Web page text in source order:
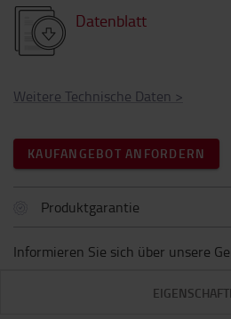
Datenblatt
Weitere Technische Daten >
KAUFANGEBOT ANFORDERN
Produktgarantie
Informieren Sie sich über unsere